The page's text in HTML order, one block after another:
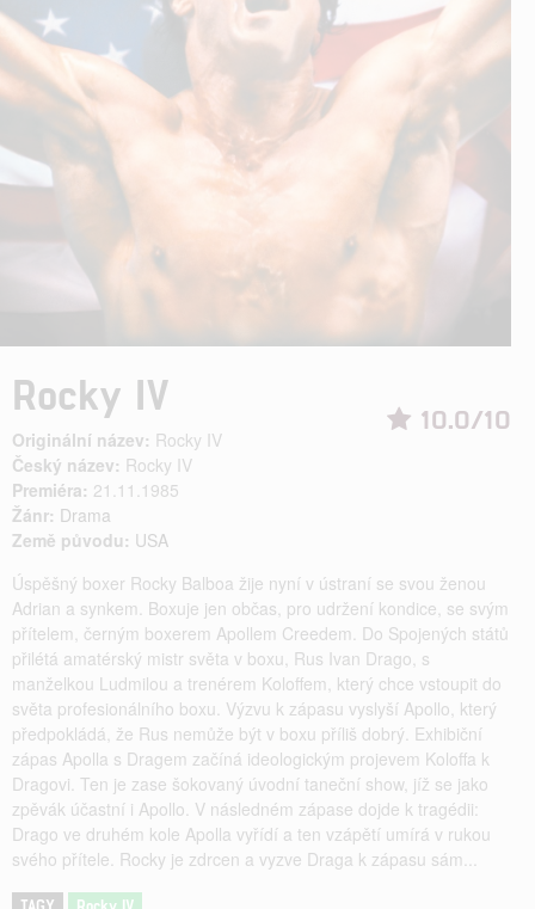
10.0/10
Rocky IV
Originální název: Rocky IV
Český název: Rocky IV
Premiéra: 21.11.1985
Žánr: Drama
Země původu: USA
Úspěšný boxer Rocky Balboa žije nyní v ústraní se svou ženou
Adrian a synkem. Boxuje jen občas, pro udržení kondice, se svým
přítelem, černým boxerem Apollem Creedem. Do Spojených států
přilétá amatérský mistr světa v boxu, Rus Ivan Drago, s
manželkou Ludmilou a trenérem Koloffem, který chce vstoupit do
světa profesionálního boxu. Výzvu k zápasu vyslyší Apollo, který
předpokládá, že Rus nemůže být v boxu příliš dobrý. Exhibiční
zápas Apolla s Dragem začíná ideologickým projevem Koloffa k
Dragovi. Ten je zase šokovaný úvodní taneční show, jíž se jako
zpěvák účastní i Apollo. V následném zápase dojde k tragédii:
Drago ve druhém kole Apolla vyřídí a ten vzápětí umírá v rukou
svého přítele. Rocky je zdrcen a vyzve Draga k zápasu sám...